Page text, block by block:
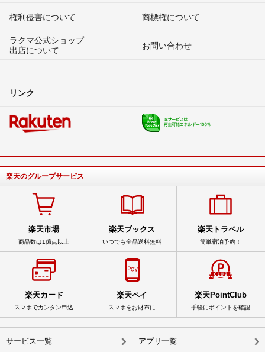
権利侵害について
商標権について
ラクマ公式ショップ
出店について
お問い合わせ
リンク
楽天のグループサービス
楽天市場
商品数は1億点以上
楽天ブックス
いつでも全品送料無料
楽天トラベル
簡単宿泊予約！
楽天カード
スマホでカンタン申込
楽天ペイ
スマホをお財布に
楽天PointClub
手軽にポイントを確認
サービス一覧 アプリ一覧